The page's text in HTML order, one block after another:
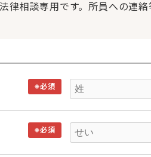
律相談専用です。所員への連
※必須
※必須